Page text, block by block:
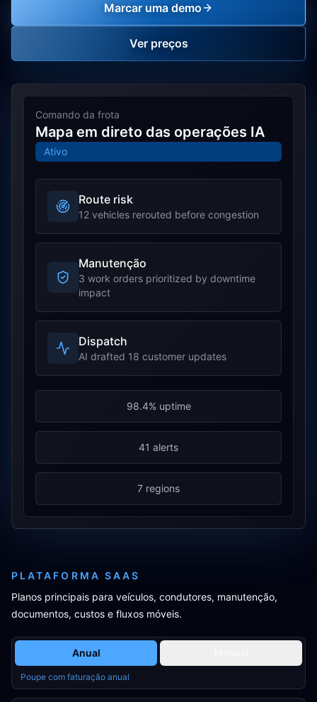
Marcar uma demo
Ver preços
Comando da frota
Mapa em direto das operações IA
Ativo
Route risk
12 vehicles rerouted before congestion
Manutenção
3 work orders prioritized by downtime
impact
Dispatch
AI drafted 18 customer updates
98.4% uptime
41 alerts
7 regions
PLATAFORMA SAAS
Planos principais para veículos, condutores, manutenção,
documentos, custos e fluxos móveis.
Anual
Poupe com faturação anual